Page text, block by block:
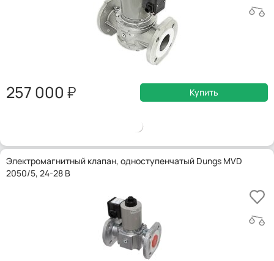
257 000 Купить
Электромагнитный клапан, одноступенчатый Dungs MVD
2050/5, 24-28 В